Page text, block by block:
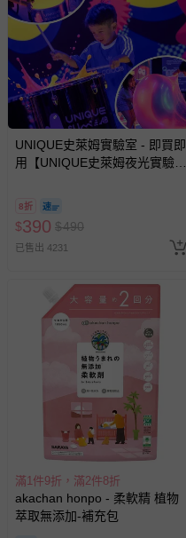
UNIQUE史萊姆實驗室 - 即買即
用【UNIQUE史萊姆夜光實驗室
人小孩均一價(3歲以上需購票))
8折
$390 $490
已售出 4231
滿1件9折，滿2件8折
akachan honpo - 柔軟精 植物
萃取無添加-補充包